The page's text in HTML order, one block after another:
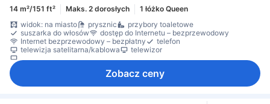
14 m²/151 ft² Maks. 2 dorosłych
1 łóżko Queen
widok: na miasto
prysznic
przybory toaletowe
suszarka do włosów
dostęp do Internetu – bezprzewodowy
Internet bezprzewodowy – bezpłatny
telefon
telewizja satelitarna/kablowa
telewizor
Zobacz ceny